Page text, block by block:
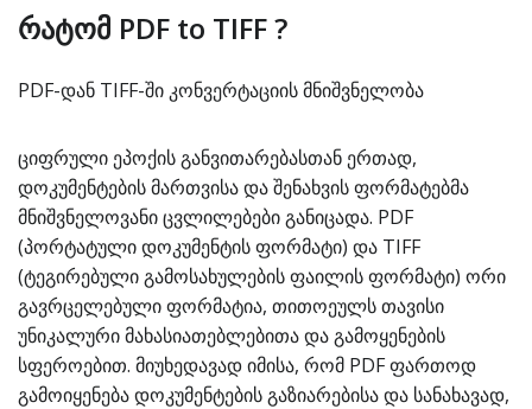
რატომ PDF to TIFF ?
PDF-დან TIFF-ში კონვერტაციის მნიშვნელობა
ციფრული ეპოქის განვითარებასთან ერთად,
დოკუმენტების მართვისა და შენახვის ფორმატებმა
მნიშვნელოვანი ცვლილებები განიცადა. PDF
(პორტატული დოკუმენტის ფორმატი) და TIFF
(ტეგირებული გამოსახულების ფაილის ფორმატი) ორი
გავრცელებული ფორმატია, თითოეულს თავისი
უნიკალური მახასიათებლებითა და გამოყენების
სფეროებით. მიუხედავად იმისა, რომ PDF ფართოდ
გამოიყენება დოკუმენტების გაზიარებისა და სანახავად,